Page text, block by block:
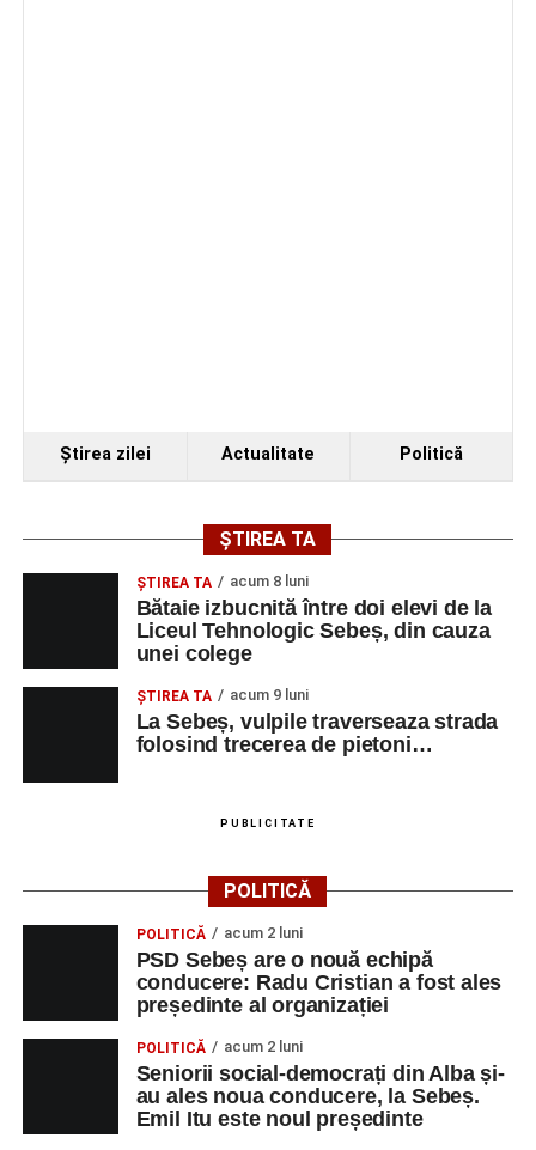
reprezintă doar începutul unei serii de concerte care vor
avea loc pe parcursul taberei, oferind comunității din
și de a lua parte la un veritabil schimb cultural prin
Adaugă-ne ca sursă preferată
Urmărește-ne pe Google News
iluminatului public pe timpul nopții, în contextul
apelului la economii al Guvernului Bolojan
Duminică, 23 august 2026, Râpa Roșie găzduiește
cea de-a III-a ediție a concursului „CicloAventurier
de Sebeș”
Primul concert din cadrul String Symphonic Camp
2026 a adus emoție și aplauze la Sebeș
Ştirea zilei Actualitate Politică
ȘTIREA TA
ŞTIREA TA acum 8 luni
Bătaie izbucnită între doi elevi de la
Liceul Tehnologic Sebeș, din cauza
unei colege
ŞTIREA TA acum 9 luni
La Sebeș, vulpile traverseaza strada
folosind trecerea de pietoni…
PUBLICITATE
POLITICĂ
POLITICĂ acum 2 luni
PSD Sebeș are o nouă echipă
conducere: Radu Cristian a fost ales
președinte al organizației
POLITICĂ acum 2 luni
Seniorii social-democrați din Alba și-
au ales noua conducere, la Sebeș.
Emil Itu este noul președinte